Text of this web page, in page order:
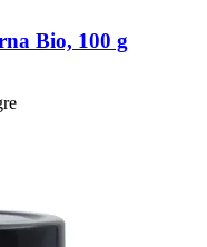
Bio, 100 g